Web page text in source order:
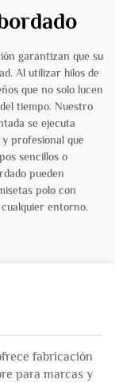
garantizan que su
Al utilizar hilos de
que no solo lucen
tiempo. Nuestro
se ejecuta
profesional que
sencillos o
pueden
polo con
entorno.
fabricación
para marcas y